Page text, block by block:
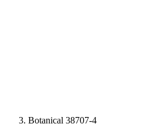
Botanical 38707-4